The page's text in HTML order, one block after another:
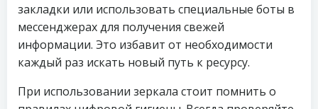
закладки или использовать специальные боты в
мессенджерах для получения свежей
информации. Это избавит от необходимости
каждый раз искать новый путь к ресурсу.
При использовании зеркала стоит помнить о